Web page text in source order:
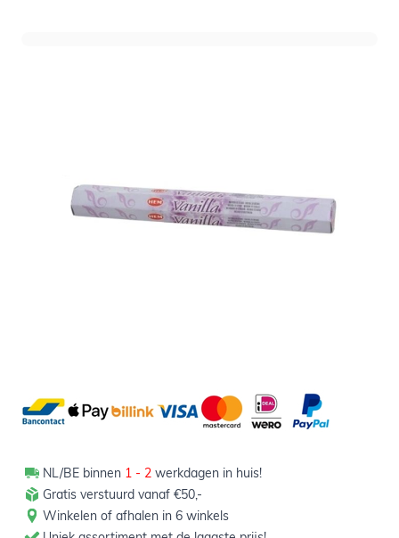
0,79 Verpakt per 20 sticks
NL/BE binnen 1 - 2 werkdagen in huis!
Gratis verstuurd vanaf €50,-
Winkelen of afhalen in 6 winkels